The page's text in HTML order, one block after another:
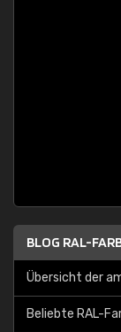
BLOG RAL-
Übersicht der
Beliebte RAL-